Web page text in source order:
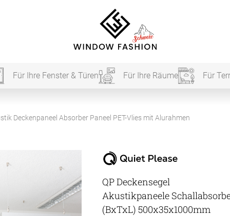
Für Ihre Fenster & Türen Für Ihre Räume Für
Deckenpaneel Absorber Paneel PET-Vlies mit Alurahmen
QP Deckensegel
Akustikpaneele
(BxTxL) 500x35x1000mm